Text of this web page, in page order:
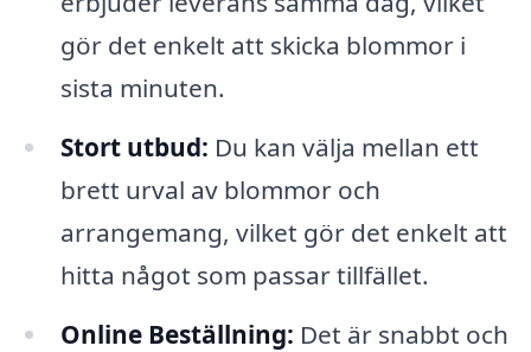
gör det enkelt att skicka blommor i
sista minuten.
Stort utbud: Du kan välja mellan ett
brett urval av blommor och
arrangemang, vilket gör det enkelt att
hitta något som passar tillfället.
Online Beställning: Det är snabbt och